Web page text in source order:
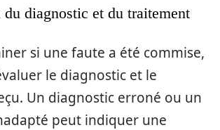
diagnostic et du traitement
si une faute a été commise,
le diagnostic et le
Un diagnostic erroné ou un
peut indiquer une